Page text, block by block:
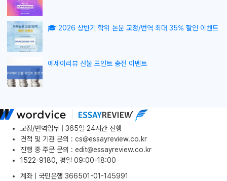
🎓 2026 상반기 학위 논문 교정/번역 최대 35% 할인 이벤트
에세이리뷰 선불 포인트 충전 이벤트
교정/번역업무 | 365일 24시간 진행
견적 및 기관 문의 : cs@essayreview.co.kr
진행 중 주문 문의 : edit@essayreview.co.kr
1522-9180, 평일 09:00-18:00
계좌 | 국민은행 366501-01-145991